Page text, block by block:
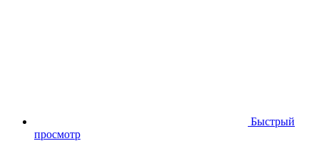
Быстрый
просмотр